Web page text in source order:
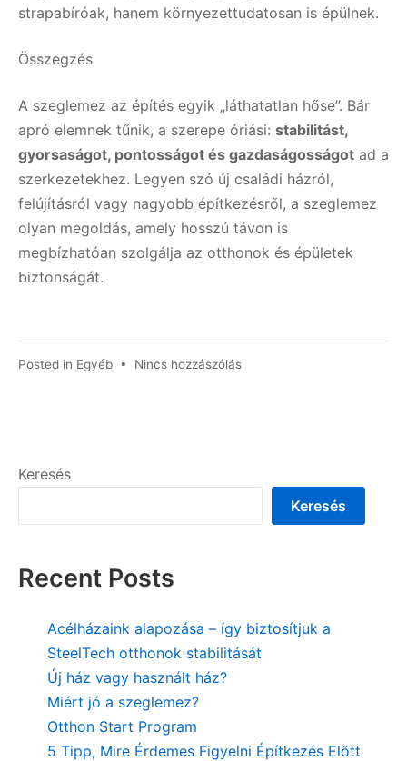
strapabíróak, hanem környezettudatosan is épülnek.
Összegzés
A szeglemez az építés egyik „láthatatlan hőse”. Bár
apró elemnek tűnik, a szerepe óriási: stabilitást,
gyorsaságot, pontosságot és gazdaságosságot ad a
szerkezetekhez. Legyen szó új családi házról,
felújításról vagy nagyobb építkezésről, a szeglemez
olyan megoldás, amely hosszú távon is
megbízhatóan szolgálja az otthonok és épületek
biztonságát.
Posted in Egyéb • Nincs hozzászólása(z)
Keresés
Keresés
Recent Posts
Acélházaink alapozása – így biztosítjuk a
SteelTech otthonok stabilitását
Új ház vagy használt ház?
Miért jó a szeglemez?
Otthon Start Program
5 Tipp, Mire Érdemes Figyelni Építkezés Előtt